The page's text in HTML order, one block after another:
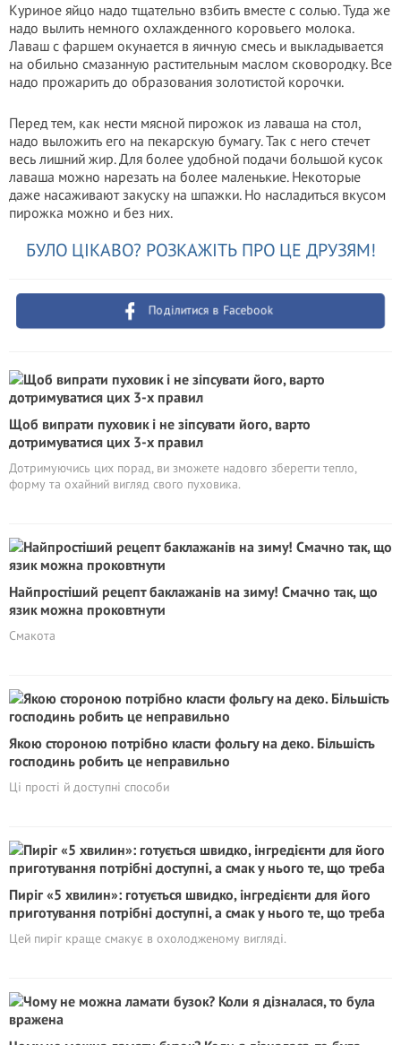
Куриное яйцо надо тщательно взбить вместе с солью. Туда же
надо вылить немного охлажденного коровьего молока.
Лаваш с фаршем окунается в яичную смесь и выкладывается
на обильно смазанную растительным маслом сковородку. Все
надо прожарить до образования золотистой корочки.
Перед тем, как нести мясной пирожок из лаваша на стол,
надо выложить его на пекарскую бумагу. Так с него стечет
весь лишний жир. Для более удобной подачи большой кусок
лаваша можно нарезать на более маленькие. Некоторые
даже насаживают закуску на шпажки. Но насладиться вкусом
пирожка можно и без них.
БУЛО ЦІКАВО? РОЗКАЖІТЬ ПРО ЦЕ ДРУЗЯМ!
Поділитися в Facebook
Щоб випрати пуховик і не зіпсувати його, варто
дотримуватися цих 3-х правил
Дотримуючись цих порад, ви зможете надовго зберегти тепло,
форму та охайний вигляд свого пуховика.
Найпростіший рецепт баклажанів на зиму! Смачно так, що
язик можна проковтнути
Смакота
Якою стороною потрібно класти фольгу на деко. Більшість
господинь робить це неправильно
Ці прості й доступні способи
Пиріг «5 хвилин»: готується швидко, інгредієнти для його
приготування потрібні доступні, а смак у нього те, що треба
Цей пиріг краще смакує в охолодженому вигляді.